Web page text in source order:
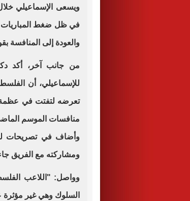
ويسعى الإسماعيلي
في ظل ضغط المباريات
والعودة إلى المنافسة
من جانب آخر، أكد
للإسماعيلي، أن
تعرضه لتفتت في عظمة
منافسات الموسم
وأضاف في تصريحات
ومشاركته مع الفريق
وواصل: "اللاعب
السلوك وهي غير